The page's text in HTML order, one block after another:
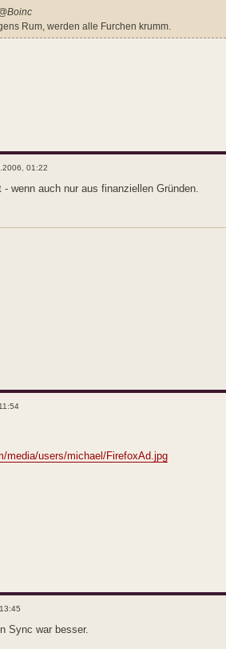
Rum, werden alle Furchen krumm.
01:22
wenn auch nur aus finanziellen Gründen.
media/users/michael/FirefoxAd.jpg
Sync war besser.